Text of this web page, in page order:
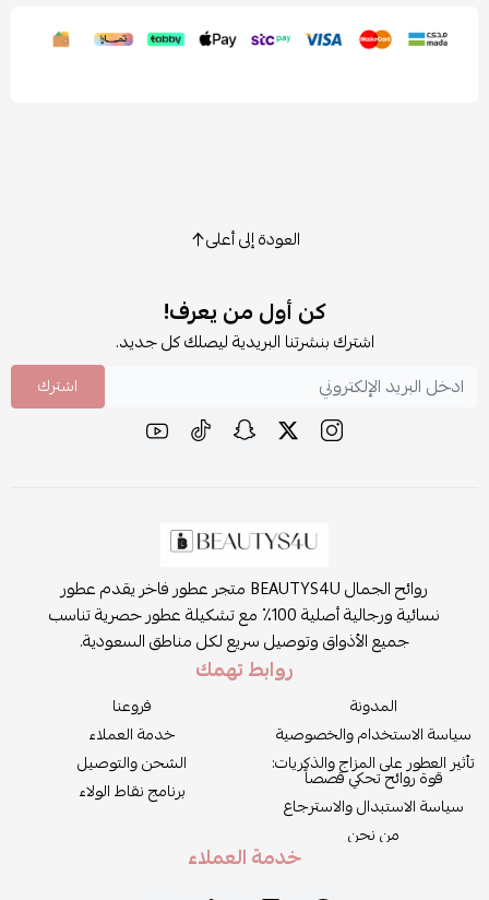
العودة إلى أعلى
كن أول من يعرف!
اشترك بنشرتنا البريدية ليصلك كل جديد.
اشترك
روائح الجمال BEAUTYS4U متجر عطور فاخر يقدم عطور
نسائية ورجالية أصلية 100٪ مع تشكيلة عطور حصرية تناسب
جميع الأذواق وتوصيل سريع لكل مناطق السعودية.
روابط تهمك
المدونة
سياسة الاستخدام والخصوصية
تأثير العطور على المزاج والذكريات:
قوة روائح تحكي قصصاً
سياسة الاستبدال والاسترجاع
من نحن
فروعنا
خدمة العملاء
الشحن والتوصيل
برنامج نقاط الولاء
خدمة العملاء